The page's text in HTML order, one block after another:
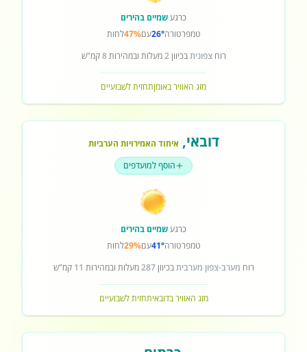
כרגעשמיים בהירים
טמפרטורה26°עם47%לחות
רוחצפוניתבכיוון2מעלות ובמהירות8קמ"ש
מזג האוויר באומןתחזית לשבועיים
דובאי, איחוד האמירויות הערביות
הוסף למועדפים
כרגעשמיים בהירים
טמפרטורה41°עם29%לחות
רוח מערב-צפון מערביתבכיוון287מעלות ובמהירות 11 קמ"ש
מזג האוויר בדובאיתחזית לשבועיים